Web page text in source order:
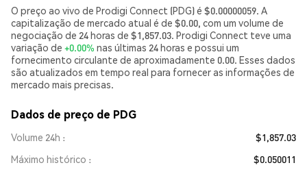
O preço ao vivo de Prodigi Connect (PDG) é $0.00000059. A
capitalização de mercado atual é de $0.00, com um volume de
negociação de 24 horas de $1,857.03. Prodigi Connect teve uma
variação de +0.00% nas últimas 24 horas e possui um
fornecimento circulante de aproximadamente 0.00. Esses dados
são atualizados em tempo real para fornecer as informações de
mercado mais precisas.
Dados de preço de PDG
Volume 24h
$1,857.03
Máximo histórico
$0.050011